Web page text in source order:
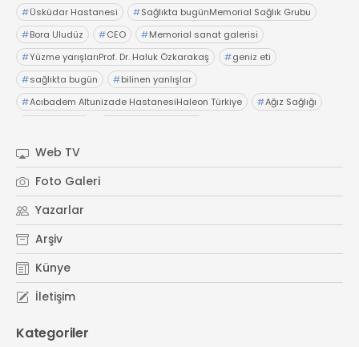
#Üsküdar Hastanesi #Sağlıkta bugünMemorial Sağlık Grubu
#Bora Uludüz #CEO #Memorial sanat galerisi
#Yüzme yarışlarıProf. Dr. Haluk Özkarakaş #geniz eti
#sağlıkta bugün #bilinen yanlışlar
#Acıbadem Altunizade HastanesiHaleon Türkiye #Ağız Sağlığı
# Kristin Aslaner ArasUzm. Dyt. Büşra Şen
#Memorial Ataşehir Hastanesi
# yaz ayları kritik öneri
Web TV
Foto Galeri
Yazarlar
Arşiv
Künye
İletişim
Kategoriler